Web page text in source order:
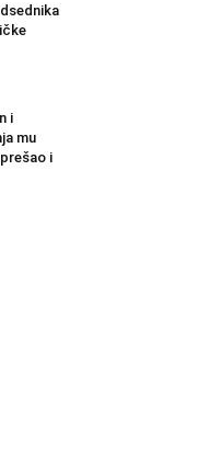
i
mu
i